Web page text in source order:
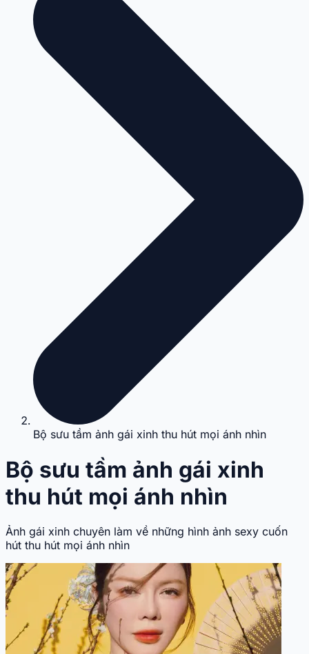
Bộ sưu tầm ảnh gái xinh thu hút mọi ánh nhìn
Bộ sưu tầm ảnh gái xinh
thu hút mọi ánh nhìn
Ảnh gái xinh chuyên làm về những hình ảnh sexy cuốn
hút thu hút mọi ánh nhìn